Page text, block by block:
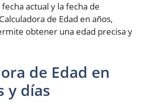
actual y la fecha de
de Edad en años,
obtener una edad precisa y
de Edad en
y días